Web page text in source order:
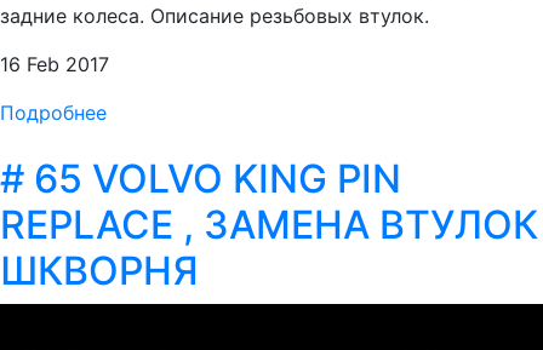
задние колеса. Описание резьбовых втулок.
16 Feb 2017
Подробнее
# 65 VOLVO KING PIN
REPLACE , ЗАМЕНА ВТУЛОК
ШКВОРНЯ